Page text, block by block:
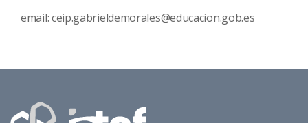
email: ceip.gabrieldemorales@educacion.gob.es